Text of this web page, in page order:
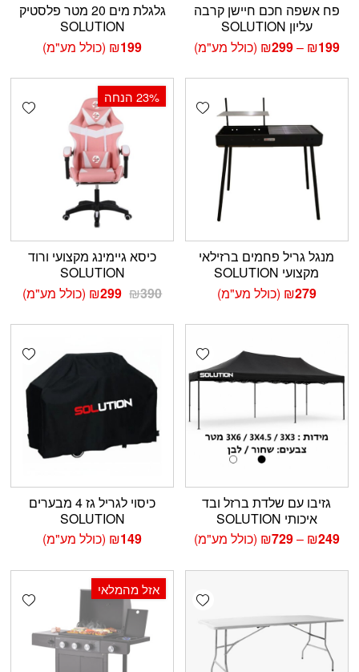
פח אשפה חכם חיישן קרבה
עליון SOLUTION
₪199
–
₪299
טווח
⁦₪199⁩
⁦₪299⁩
(כולל מע"מ)
גלגלת מים 20 מטר פלסטיק
SOLUTION
₪199 (כולל מע"מ)
Add wishlist
מנגל גריל פחמים ברזילאי
מקצועי SOLUTION
₪279 (כולל מע"מ)
‫23% הנחה
כיסא גיימינג מקצועי ורוד
SOLUTION
₪390
המחיר
היה:
₪299 המחיר
הנוכחי
הוא:
(כולל מע"מ)
Add wishlist
גזיבו עם שלדת ברזל ובד
איכותי SOLUTION
₪249
–
₪729
טווח
⁦₪249⁩
(כולל מע"מ)
כיסוי לגריל גז 4 מבערים
SOLUTION
₪149 (כולל מע"מ)
Add wishlistאזל מהמלאי